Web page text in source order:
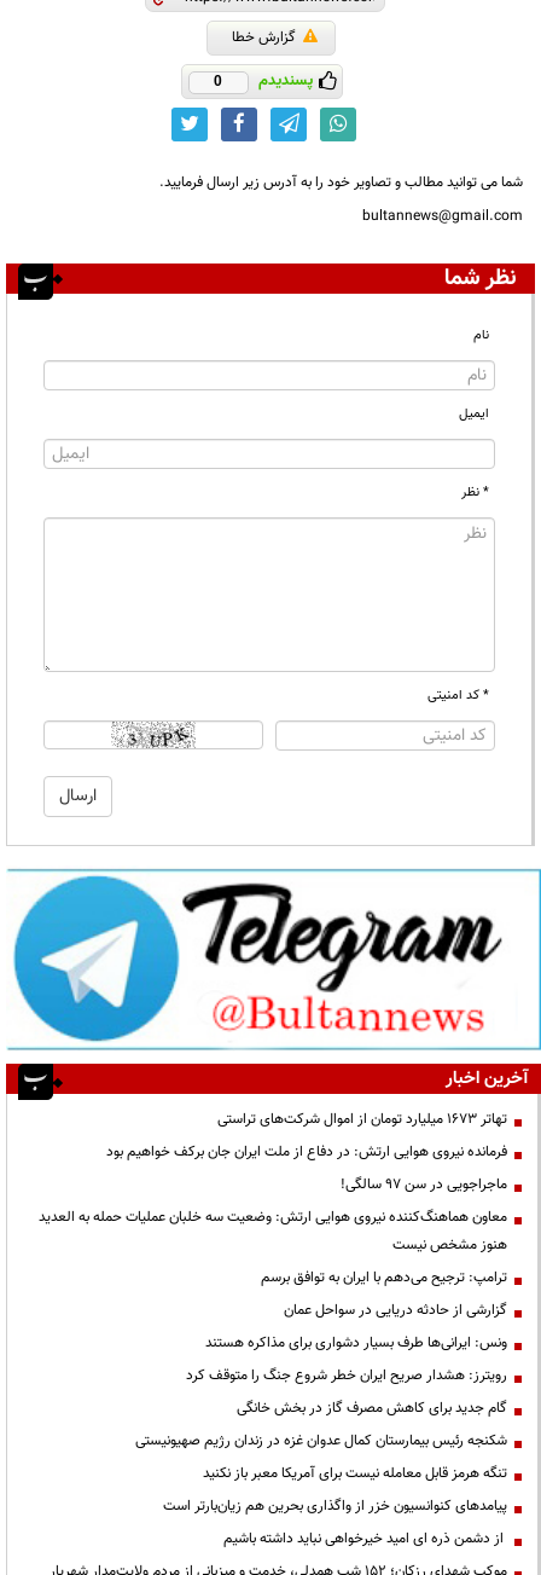
گزارش خطا
پسندیدم 0
شما می توانید مطالب و تصاویر خود را به آدرس زیر ارسال فرمایید.
bultannews@gmail.com
نظر شما
نام
ایمیل
* نظر
* کد امنیتی
آخرین اخبار
تهاتر ۱۶۷۳ میلیارد تومان از اموال شرکت‌های تراستی
فرمانده نیروی هوایی ارتش: در دفاع از ملت ایران جان برکف خواهیم بود
ماجراجویی در سن ۹۷ سالگی!
معاون هماهنگ‌کننده نیروی هوایی ارتش: وضعیت سه خلبان عملیات حمله به العدید
هنوز مشخص نیست
ترامپ: ترجیح می‌دهم با ایران به توافق برسم
گزارشی از حادثه دریایی در سواحل عمان
ونس: ایرانی‌ها طرف بسیار دشواری برای مذاکره هستند
رویترز: هشدار صریح ایران خطر شروع جنگ را متوقف کرد
گام جدید برای کاهش مصرف گاز در بخش خانگی
شکنجه رئیس بیمارستان کمال عدوان غزه در زندان رژیم صهیونیستی
تنگه هرمز قابل معامله نیست برای آمریکا معبر باز نکنید
پیامدهای کنوانسیون خزر از واگذاری بحرین هم زیان‌بارتر است
از دشمن ذره ای امید خیرخواهی نباید داشته باشیم